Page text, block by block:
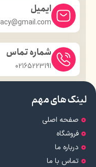
ایمیل
شماره تماس
02165223191
لینک های مهم
صفحه اصلی
فروشگاه
درباره ما
تماس با ما